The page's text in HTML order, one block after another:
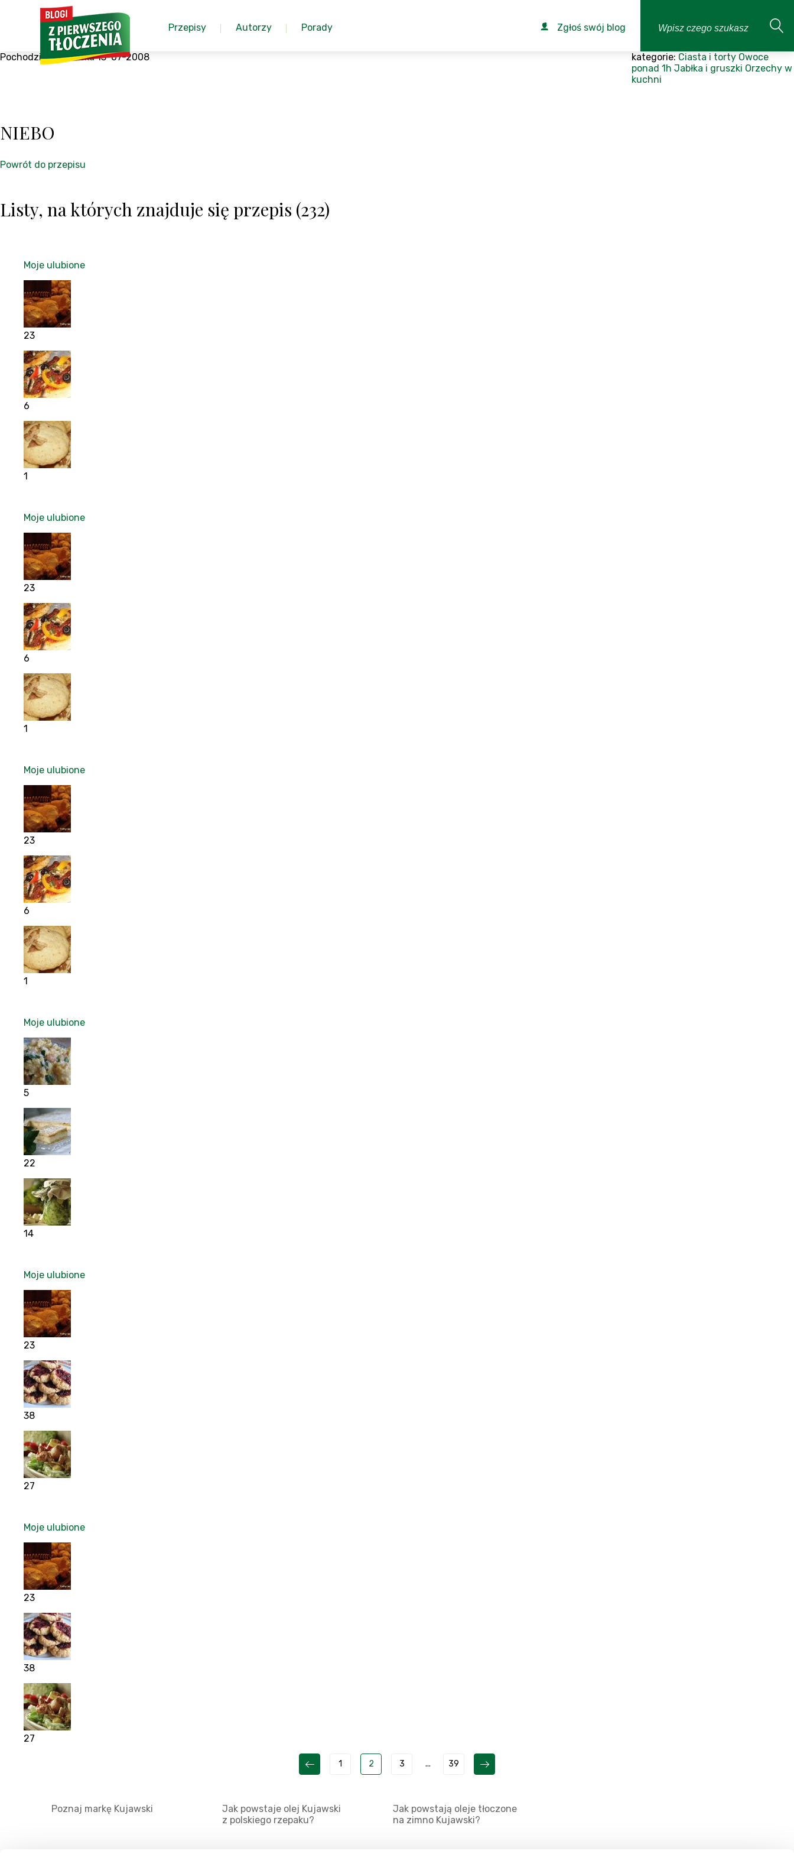
Przepisy Autorzy Porady Zgłoś swój blog
Pochodzi z:Arabeska 13-07-2008 kategorie: Ciasta i torty Owoce
ponad 1h Jabłka i gruszki Orzechy w
kuchni
NIEBO
Powrót do przepisu
Listy, na których znajduje się przepis (232)
Moje ulubione
23
6
1
Moje ulubione
23
6
1
Moje ulubione
23
6
1
Moje ulubione
5
22
14
Moje ulubione
23
38
27
Moje ulubione
23
38
27
1 2 3 ... 39
Poznaj markę Kujawski
Jak powstaje olej Kujawski
z polskiego rzepaku?
Jak powstają oleje tłoczone
na zimno Kujawski?